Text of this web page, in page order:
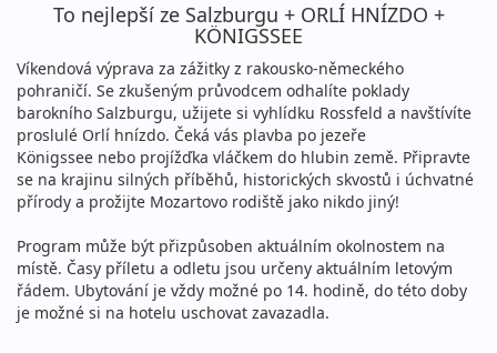
To nejlepší ze Salzburgu + ORLÍ HNÍZDO +
KÖNIGSSEE
Víkendová výprava za zážitky z rakousko-německého
pohraničí. Se zkušeným průvodcem odhalíte poklady
barokního Salzburgu, užijete si vyhlídku Rossfeld a navštívíte
proslulé Orlí hnízdo. Čeká vás plavba po jezeře
Königssee nebo projížďka vláčkem do hlubin země. Připravte
se na krajinu silných příběhů, historických skvostů i úchvatné
přírody a prožijte Mozartovo rodiště jako nikdo jiný!
Program může být přizpůsoben aktuálním okolnostem na
místě. Časy příletu a odletu jsou určeny aktuálním letovým
řádem. Ubytování je vždy možné po 14. hodině, do této doby
je možné si na hotelu uschovat zavazadla.